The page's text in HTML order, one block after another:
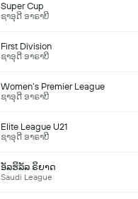
Super Cup
ຊາອຸດີ ອາຣາບີ
First Division
ຊາອຸດີ ອາຣາບີ
Women’s Premier League
ຊາອຸດີ ອາຣາບີ
Elite League U21
ຊາອຸດີ ອາຣາບີ
ອັລຮິລັລ ຣິຍາດ
Saudi League